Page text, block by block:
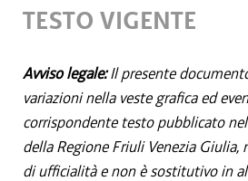
TESTO VIGENTE
Avviso legale:Il presente
variazioni nella veste grafica ed
corrispondente testo pubblicato
della Regione Friuli Venezia Giulia,
di ufficialità e non è sostitutivo in